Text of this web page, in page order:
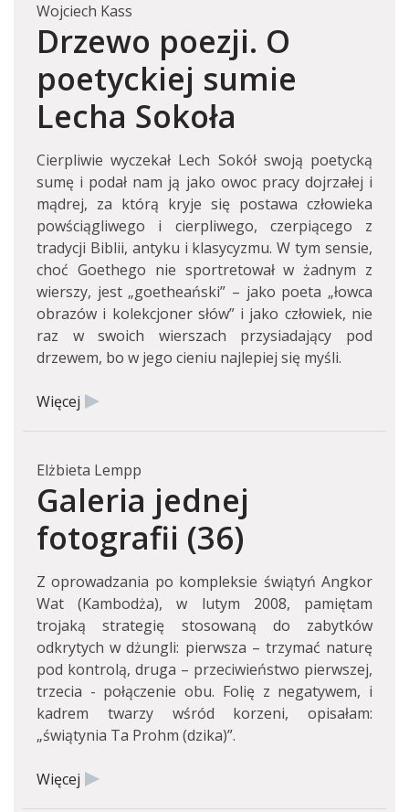
Wojciech Kass
Drzewo poezji. O
poetyckiej sumie
Lecha Sokoła
Cierpliwie wyczekał Lech Sokół swoją poetycką
sumę i podał nam ją jako owoc pracy dojrzałej i
mądrej, za którą kryje się postawa człowieka
powściągliwego i cierpliwego, czerpiącego z
tradycji Biblii, antyku i klasycyzmu. W tym sensie,
choć Goethego nie sportretował w żadnym z
wierszy, jest „goetheański” – jako poeta „łowca
obrazów i kolekcjoner słów” i jako człowiek, nie
raz w swoich wierszach przysiadający pod
drzewem, bo w jego cieniu najlepiej się myśli.
Więcej
Elżbieta Lempp
Galeria jednej
fotografii (36)
Z oprowadzania po kompleksie świątyń Angkor
Wat (Kambodża), w lutym 2008, pamiętam
trojaką strategię stosowaną do zabytków
odkrytych w dżungli: pierwsza – trzymać naturę
pod kontrolą, druga – przeciwieństwo pierwszej,
trzecia - połączenie obu. Folię z negatywem, i
kadrem twarzy wśród korzeni, opisałam:
„świątynia Ta Prohm (dzika)”.
Więcej